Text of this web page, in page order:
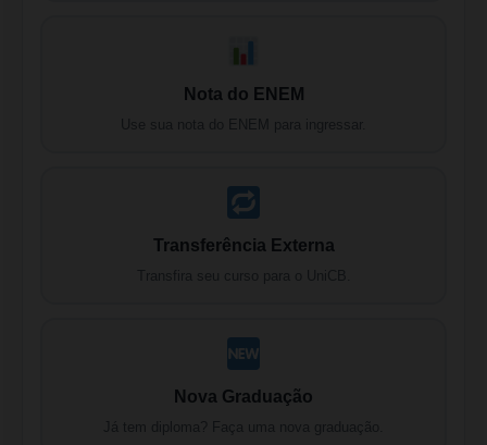
Nota do ENEM
Transferência Externa
Nova Graduação